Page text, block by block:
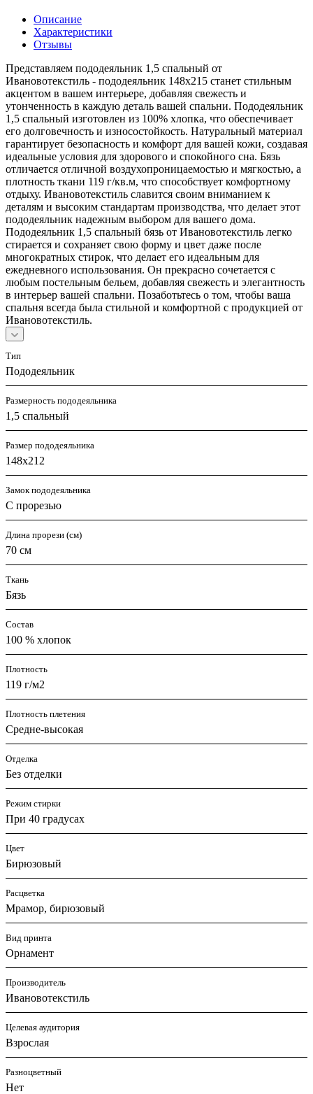
Описание
Характеристики
Отзывы
Представляем пододеяльник 1,5 спальный от
Ивановотекстиль - пододеяльник 148х215 станет стильным
акцентом в вашем интерьере, добавляя свежесть и
утонченность в каждую деталь вашей спальни. Пододеяльник
1,5 спальный изготовлен из 100% хлопка, что обеспечивает
его долговечность и износостойкость. Натуральный материал
гарантирует безопасность и комфорт для вашей кожи, создавая
идеальные условия для здорового и спокойного сна. Бязь
отличается отличной воздухопроницаемостью и мягкостью, а
плотность ткани 119 г/кв.м, что способствует комфортному
отдыху. Ивановотекстиль славится своим вниманием к
деталям и высоким стандартам производства, что делает этот
пододеяльник надежным выбором для вашего дома.
Пододеяльник 1,5 спальный бязь от Ивановотекстиль легко
стирается и сохраняет свою форму и цвет даже после
многократных стирок, что делает его идеальным для
ежедневного использования. Он прекрасно сочетается с
любым постельным бельем, добавляя свежесть и элегантность
в интерьер вашей спальни. Позаботьтесь о том, чтобы ваша
спальня всегда была стильной и комфортной с продукцией от
Ивановотекстиль.
Тип
Пододеяльник
Размерность пододеяльника
1,5 спальный
Размер пододеяльника
148x212
Замок пододеяльника
С прорезью
Длина прорези (см)
70 см
Ткань
Бязь
Состав
100 % хлопок
Плотность
119 г/м2
Плотность плетения
Средне-высокая
Отделка
Без отделки
Режим стирки
При 40 градусах
Цвет
Бирюзовый
Расцветка
Мрамор, бирюзовый
Вид принта
Орнамент
Производитель
Ивановотекстиль
Целевая аудитория
Взрослая
Разноцветный
Нет